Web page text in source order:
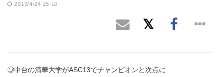
2013/4/24 15:10
◎中台の清華大学がASC13でチャンピオンと次点に